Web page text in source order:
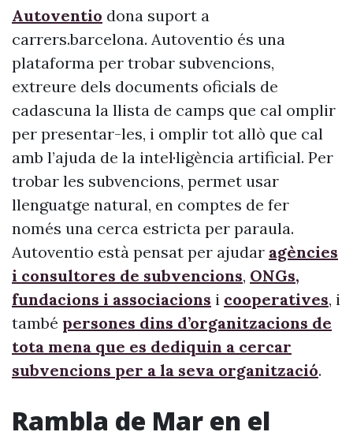
Autoventio dona suport a
carrers.barcelona. Autoventio és una
plataforma per trobar subvencions,
extreure dels documents oficials de
cadascuna la llista de camps que cal omplir
per presentar-les, i omplir tot allò que cal
amb l’ajuda de la intel·ligència artificial. Per
trobar les subvencions, permet usar
llenguatge natural, en comptes de fer
només una cerca estricta per paraula.
Autoventio està pensat per ajudar agències
i consultores de subvencions, ONGs,
fundacions i associacions i cooperatives, i
també persones dins d’organitzacions de
tota mena que es dediquin a cercar
subvencions per a la seva organització.
Rambla de Mar en el